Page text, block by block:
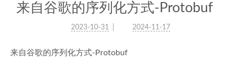
来自谷歌的序列化方式-Protobuf
2023-10-31 2024-11-17
来自谷歌的序列化方式-Protobuf